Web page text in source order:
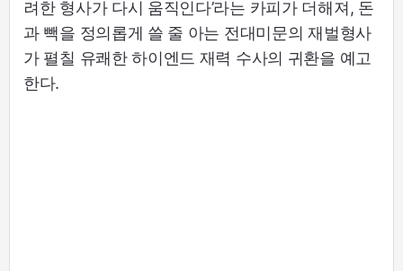
려한 형사가 다시 움직인다’라는 카피가 더해져, 돈
과 빽을 정의롭게 쓸 줄 아는 전대미문의 재벌형사
가 펼칠 유쾌한 하이엔드 재력 수사의 귀환을 예고
한다.